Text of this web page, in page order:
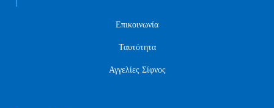
Επικοινωνία
Ταυτότητα
Αγγελίες Σίφνος